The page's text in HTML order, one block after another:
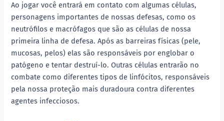
Ao jogar você entrará em contato com algumas células,
personagens importantes de nossas defesas, como os
neutrófilos e macrófagos que são as células de nossa
primeira linha de defesa. Após as barreiras físicas (pele,
mucosas, pelos) elas são responsáveis por englobar o
patógeno e tentar destruí-lo. Outras células entrarão no
combate como diferentes tipos de linfócitos, responsáveis
pela nossa proteção mais duradoura contra diferentes
agentes infecciosos.